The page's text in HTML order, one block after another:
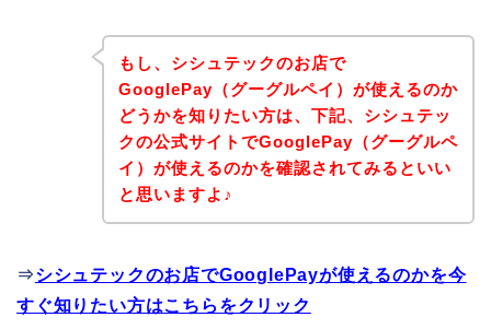
もし、シシュテックのお店で
GooglePay（グーグルペイ）が使えるのか
どうかを知りたい方は、下記、シシュテッ
クの公式サイトでGooglePay（グーグルペ
イ）が使えるのかを確認されてみるといい
と思いますよ♪
⇒シシュテックのお店でGooglePayが使えるのかを今
すぐ知りたい方はこちらをクリック